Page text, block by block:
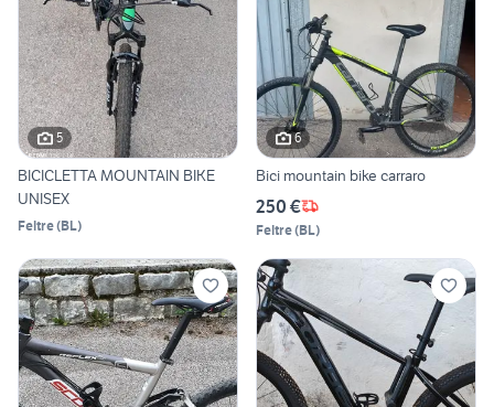
5
BICICLETTA MOUNTAIN BIKE
UNISEX
Feltre(BL)
6
Bici mountain bike carraro
250 €
Feltre(BL)